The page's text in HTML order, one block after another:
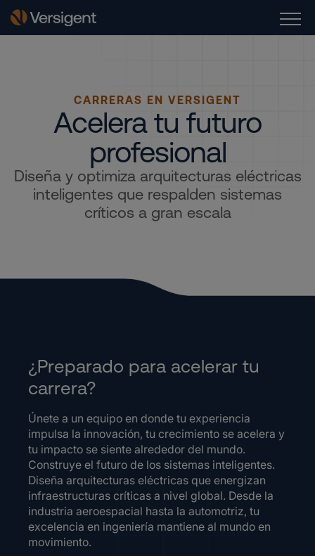
CARRERAS EN VERSIGENT
Acelera tu futuro
profesional
Diseña y optimiza arquitecturas eléctricas
inteligentes que respalden sistemas
críticos a gran escala
¿Preparado para acelerar tu
carrera?
Únete a un equipo en donde tu experiencia
impulsa la innovación, tu crecimiento se acelera y
tu impacto se siente alrededor del mundo.
Construye el futuro de los sistemas inteligentes.
Diseña arquitecturas eléctricas que energizan
infraestructuras críticas a nivel global. Desde la
industria aeroespacial hasta la automotriz, tu
excelencia en ingeniería mantiene al mundo en
movimiento.